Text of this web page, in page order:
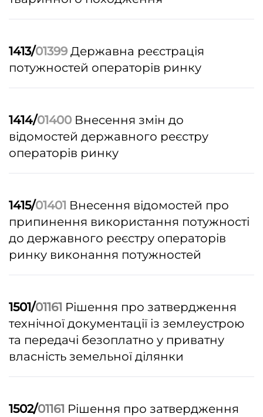
1413/01399 Державна реєстрація
потужностей операторів ринку
1414/01400 Внесення змін до
відомостей державного реєстру
операторів ринку
1415/01401 Внесення відомостей про
припинення використання потужності
до державного реєстру операторів
ринку виконання потужностей
1501/01161 Рішення про затвердження
технічної документації із землеустрою
та передачі безоплатно у приватну
власність земельної ділянки
1502/01161 Рішення про затвердження